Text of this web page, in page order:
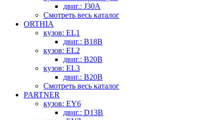
двиг.: J30A
Смотреть весь каталог
ORTHIA
кузов: EL1
двиг.: B18B
кузов: EL2
двиг.: B20B
кузов: EL3
двиг.: B20B
Смотреть весь каталог
PARTNER
кузов: EY6
двиг.: D13B